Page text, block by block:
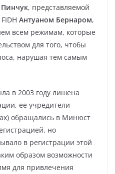
, представляемой
Антуаном Бернаром,
всем режимам, которые
для того, чтобы
нарушая тем самым
в 2003 году лишена
ее учредители
обращались в Минюст
но
в регистрации этой
образом возможности
для привлечения